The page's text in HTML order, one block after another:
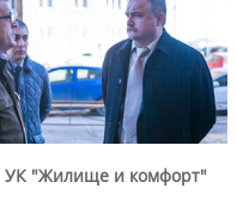
УК "Жилище и комфорт"